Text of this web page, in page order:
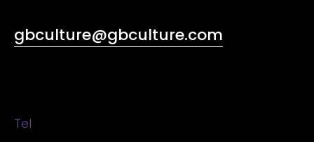
gbculture@gbculture.com
Tel